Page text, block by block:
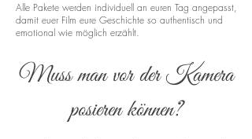
Alle Pakete werden individuell an euren Tag angepasst,
damit euer Film eure Geschichte so authentisch und
emotional wie möglich erzählt.
Muss man vor der Kamera
posieren können?